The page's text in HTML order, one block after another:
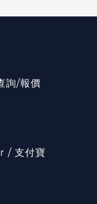
詢/報價
/ 支付寶